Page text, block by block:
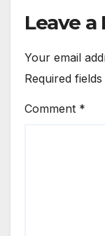
Leave a
Your email
Required
Comment *